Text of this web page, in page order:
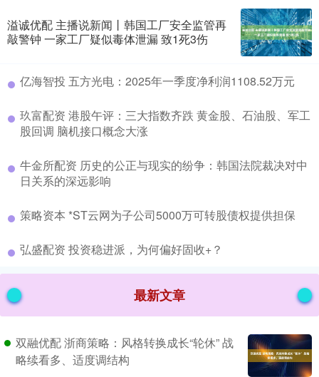
溢诚优配 主播说新闻丨韩国工厂安全监管再
敲警钟 一家工厂疑似毒体泄漏 致1死3伤
​亿海智投 五方光电：2025年一季度净利润1108.52万元
​玖富配资 港股午评：三大指数齐跌 黄金股、石油股、军工
股回调 脑机接口概念大涨
​牛金所配资 历史的公正与现实的纷争：韩国法院裁决对中
日关系的深远影响
​策略资本 *ST云网为子公司5000万可转股债权提供担保
​弘盛配资 投资稳进派，为何偏好固收+？
最新文章
双融优配 浙商策略：风格转换成长“轮休” 战
略续看多、适度调结构